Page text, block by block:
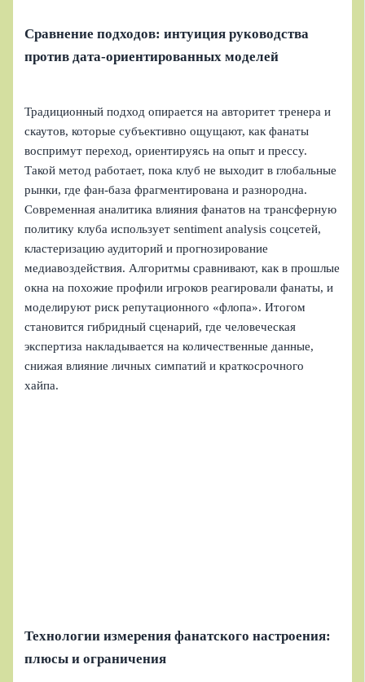
Сравнение подходов: интуиция руководства
против дата‑ориентированных моделей
Традиционный подход опирается на авторитет тренера и
скаутов, которые субъективно ощущают, как фанаты
воспримут переход, ориентируясь на опыт и прессу.
Такой метод работает, пока клуб не выходит в глобальные
рынки, где фан-база фрагментирована и разнородна.
Современная аналитика влияния фанатов на трансферную
политику клуба использует sentiment analysis соцсетей,
кластеризацию аудиторий и прогнозирование
медиавоздействия. Алгоритмы сравнивают, как в прошлые
окна на похожие профили игроков реагировали фанаты, и
моделируют риск репутационного «флопа». Итогом
становится гибридный сценарий, где человеческая
экспертиза накладывается на количественные данные,
снижая влияние личных симпатий и краткосрочного
хайпа.
Технологии измерения фанатского настроения:
плюсы и ограничения